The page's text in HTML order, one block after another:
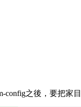
config之後，要把